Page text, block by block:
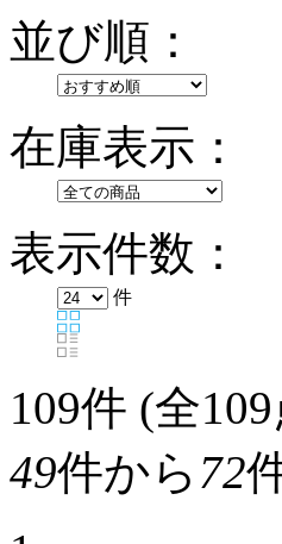
並び順：
在庫表示：
表示件数：
件
109件 (全
49件から 72